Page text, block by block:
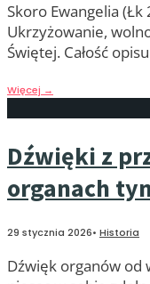
Skoro Ewangelia
Ukrzyżowanie,
Świętej. Całość
Więcej →
Dźwięki z
organach
29 stycznia 2026• Historia
Dźwięk organów